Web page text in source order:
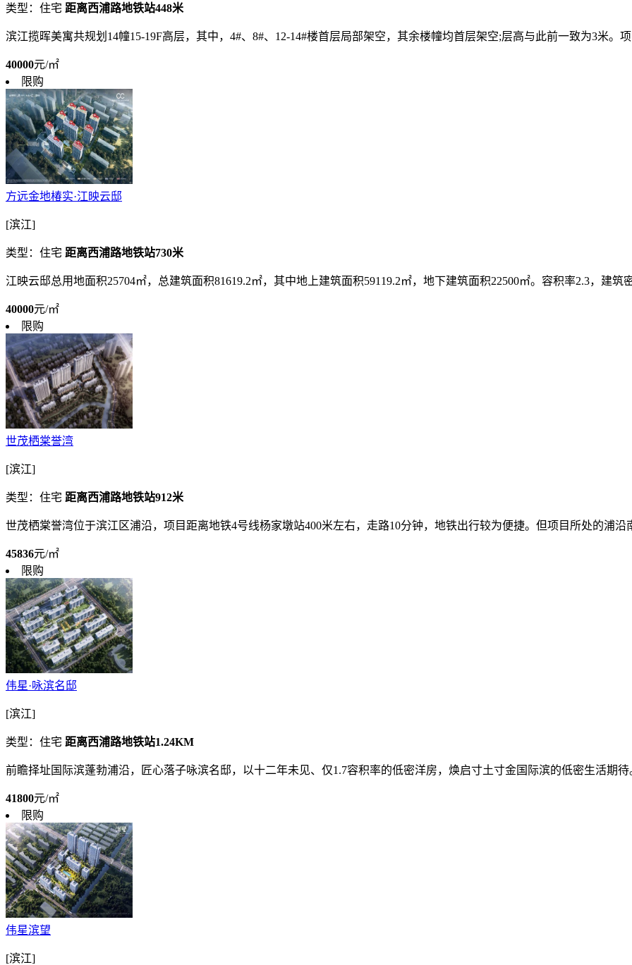
类型：住宅 距离西浦路地铁站448米
滨江揽晖美寓共规划14幢15-19F高层，其中，4#、8#、12-14#楼首层局部架空，其余楼幢均首层架空;层高与此前一致为3米。
40000元/㎡
限购
方远金地椿实·江映云邸
[滨江]
类型：住宅 距离西浦路地铁站730米
江映云邸总用地面积25704㎡，总建筑面积81619.2㎡，其中地上建筑面积59119.2㎡，地下建筑面积22500㎡。容积率2.3，建筑密
40000元/㎡
限购
世茂栖棠誉湾
[滨江]
类型：住宅 距离西浦路地铁站912米
世茂栖棠誉湾位于滨江区浦沿，项目距离地铁4号线杨家墩站400米左右，走路10分钟，地铁出行较为便捷。但项目所处的浦沿
45836元/㎡
限购
伟星·咏滨名邸
[滨江]
类型：住宅 距离西浦路地铁站1.24KM
前瞻择址国际滨蓬勃浦沿，匠心落子咏滨名邸，以十二年未见、仅1.7容积率的低密洋房，焕启寸土寸金国际滨的低密生活期
41800元/㎡
限购
伟星滨望
[滨江]